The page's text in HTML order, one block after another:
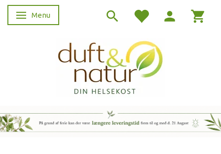
Skifte navigation
Menu